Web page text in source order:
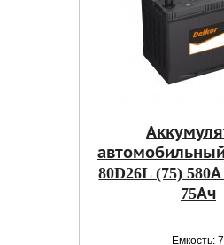
80D26L (75)
75Ач
Емкость: